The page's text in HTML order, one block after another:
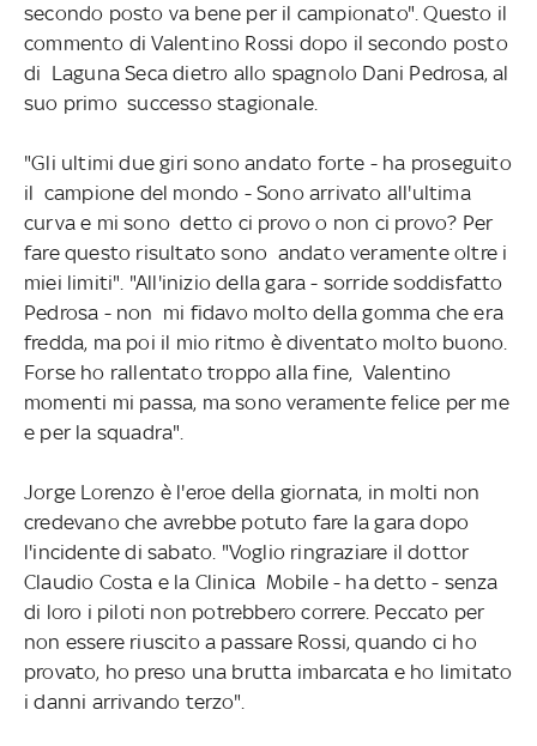
secondo posto va bene per il campionato". Questo il
commento di Valentino Rossi dopo il secondo posto
di Laguna Seca dietro allo spagnolo Dani Pedrosa, al
suo primo successo stagionale.
"Gli ultimi due giri sono andato forte - ha proseguito
il campione del mondo - Sono arrivato all'ultima
curva e mi sono detto ci provo o non ci provo? Per
fare questo risultato sono andato veramente oltre i
miei limiti". "All'inizio della gara - sorride soddisfatto
Pedrosa - non mi fidavo molto della gomma che era
fredda, ma poi il mio ritmo è diventato molto buono.
Forse ho rallentato troppo alla fine, Valentino
momenti mi passa, ma sono veramente felice per me
e per la squadra".
Jorge Lorenzo è l'eroe della giornata, in molti non
credevano che avrebbe potuto fare la gara dopo
l'incidente di sabato. "Voglio ringraziare il dottor
Claudio Costa e la Clinica Mobile - ha detto - senza
di loro i piloti non potrebbero correre. Peccato per
non essere riuscito a passare Rossi, quando ci ho
provato, ho preso una brutta imbarcata e ho limitato
i danni arrivando terzo".